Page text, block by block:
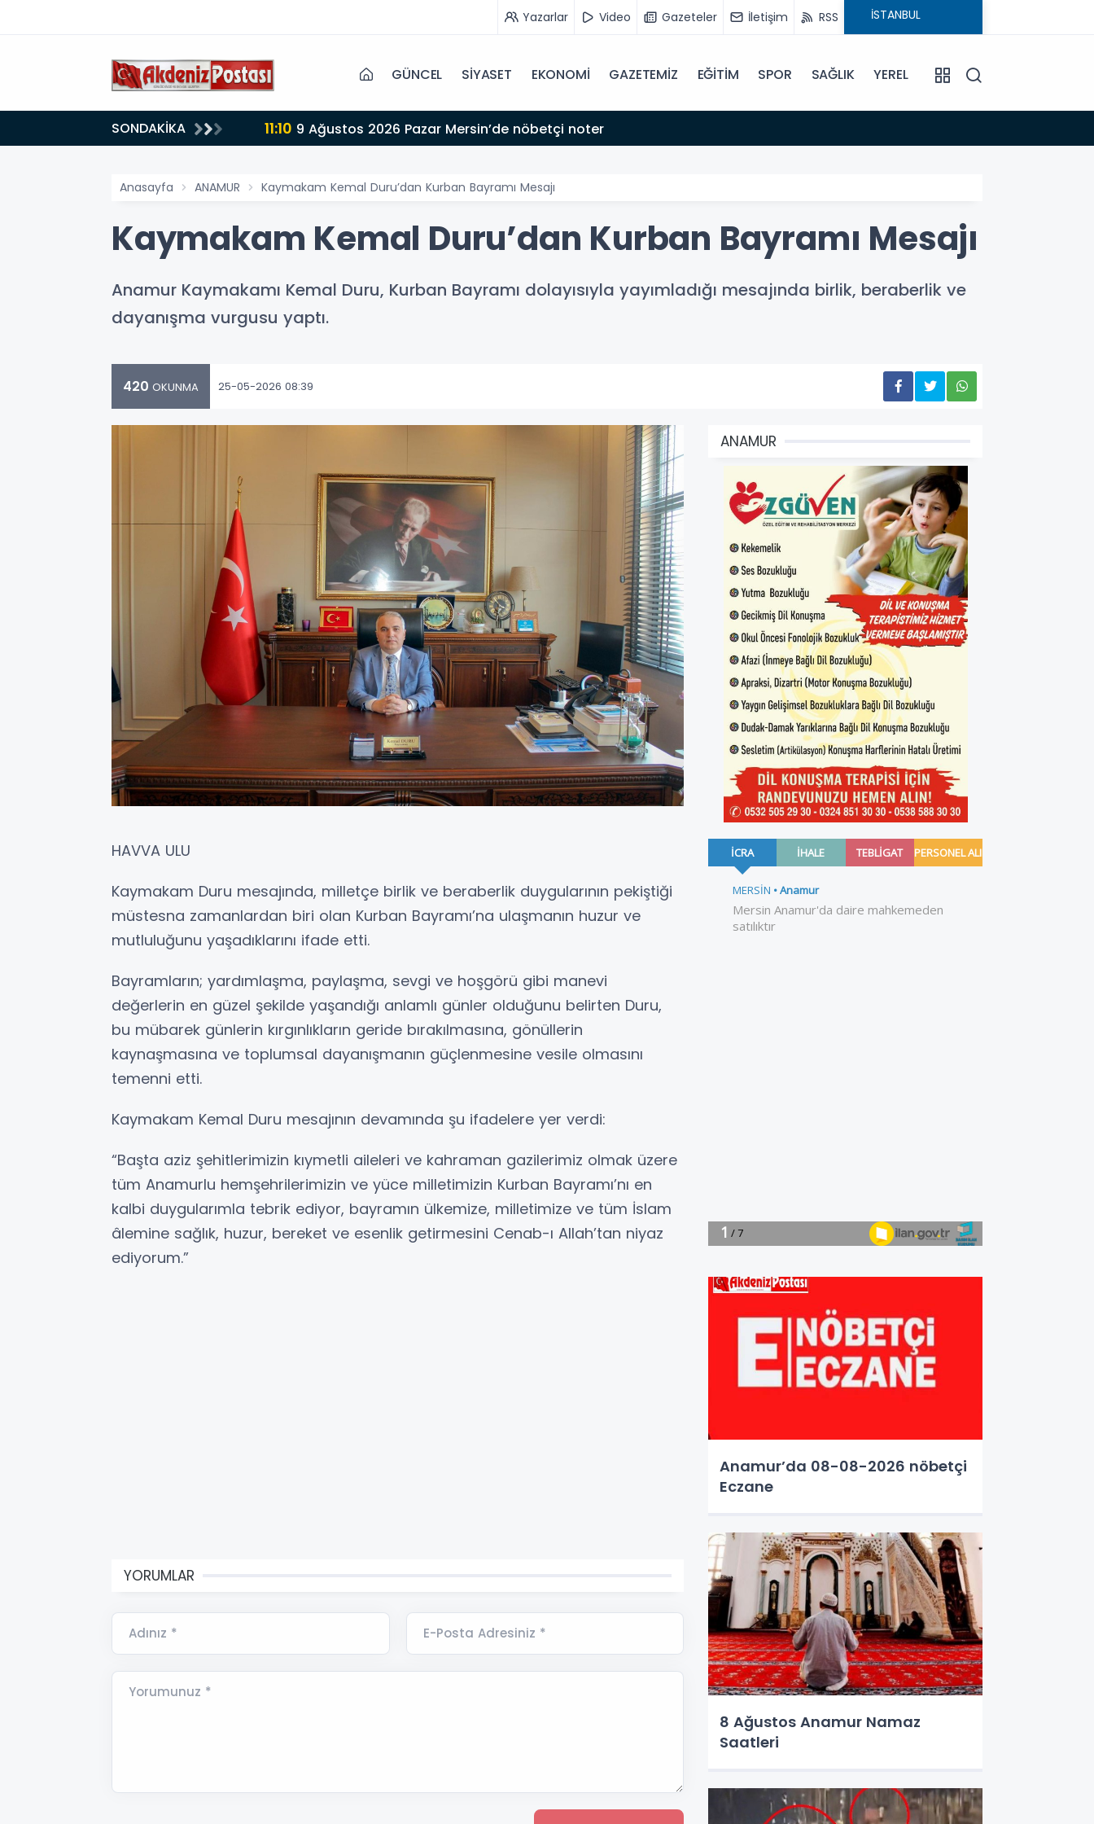
Yazarlar Video Gazeteler İletişim RSS
GÜNCEL SİYASET EKONOMİ GAZETEMİZ EĞİTİM SPOR SAĞLIK YEREL
SONDAKİKA 11:10 9 Ağustos 2026 Pazar Mersin’de nöbetçi noter
Anasayfa ANAMUR Kaymakam Kemal Duru’dan Kurban Bayramı Mesajı
Kaymakam Kemal Duru’dan Kurban Bayramı Mesajı
Anamur Kaymakamı Kemal Duru, Kurban Bayramı dolayısıyla yayımladığı mesajında birlik, beraberlik ve
dayanışma vurgusu yaptı.
420 OKUNMA 25-05-2026 08:39
HAVVA ULU
Kaymakam Duru mesajında, milletçe birlik ve beraberlik duygularının pekiştiği
müstesna zamanlardan biri olan Kurban Bayramı’na ulaşmanın huzur ve
mutluluğunu yaşadıklarını ifade etti.
Bayramların; yardımlaşma, paylaşma, sevgi ve hoşgörü gibi manevi
değerlerin en güzel şekilde yaşandığı anlamlı günler olduğunu belirten Duru,
bu mübarek günlerin kırgınlıkların geride bırakılmasına, gönüllerin
kaynaşmasına ve toplumsal dayanışmanın güçlenmesine vesile olmasını
temenni etti.
Kaymakam Kemal Duru mesajının devamında şu ifadelere yer verdi:
“Başta aziz şehitlerimizin kıymetli aileleri ve kahraman gazilerimiz olmak üzere
tüm Anamurlu hemşehrilerimizin ve yüce milletimizin Kurban Bayramı’nı en
kalbi duygularımla tebrik ediyor, bayramın ülkemize, milletimize ve tüm İslam
âlemine sağlık, huzur, bereket ve esenlik getirmesini Cenab-ı Allah’tan niyaz
ediyorum.”
YORUMLAR
Adınız * E-Posta Adresiniz *
Yorumunuz *
ANAMUR
Anamur’da 08-08-2026 nöbetçi
Eczane
8 Ağustos Anamur Namaz
Saatleri